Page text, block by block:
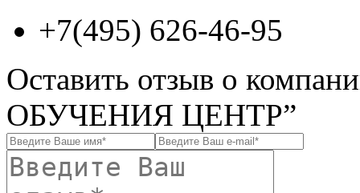
+7(495) 626-46-95
Оставить отзыв о
ОБУЧЕНИЯ ЦЕНТР”